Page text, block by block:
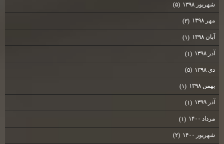
شهریور ۱۳۹۸ (۵)
مهر ۱۳۹۸ (۳)
آبان ۱۳۹۸ (۱)
آذر ۱۳۹۸ (۱)
دی ۱۳۹۸ (۵)
بهمن ۱۳۹۸ (۱)
آذر ۱۳۹۹ (۱)
مرداد ۱۴۰۰ (۱)
شهریور ۱۴۰۰ (۲)